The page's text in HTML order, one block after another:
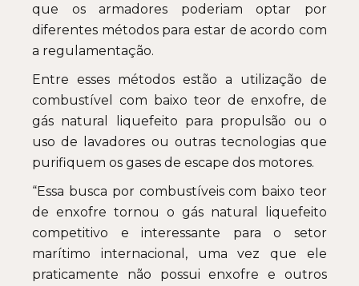
que os armadores poderiam optar por
diferentes métodos para estar de acordo com
a regulamentação.
Entre esses métodos estão a utilização de
combustível com baixo teor de enxofre, de
gás natural liquefeito para propulsão ou o
uso de lavadores ou outras tecnologias que
purifiquem os gases de escape dos motores.
“Essa busca por combustíveis com baixo teor
de enxofre tornou o gás natural liquefeito
competitivo e interessante para o setor
marítimo internacional, uma vez que ele
praticamente não possui enxofre e outros